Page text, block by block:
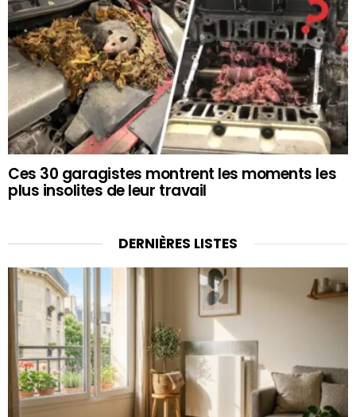
Ces 30 garagistes montrent les moments les
plus insolites de leur travail
DERNIÈRES LISTES